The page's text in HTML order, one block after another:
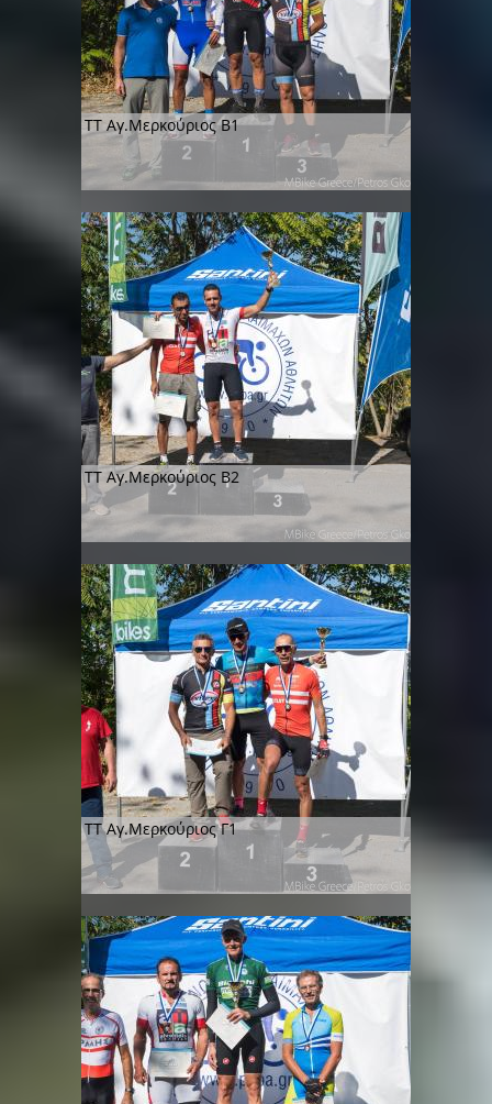
TT Αγ.Μερκούριος Β1
ΤT Αγ.Μερκούριος Β2
TT Αγ.Μερκούριος Γ1